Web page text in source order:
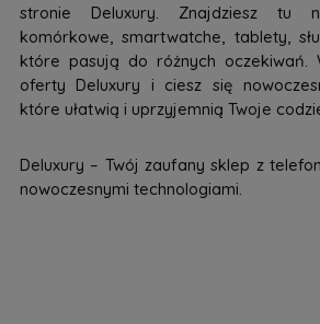
stronie Deluxury. Znajdziesz tu
komórkowe, smartwatche, tablety,
które pasują do różnych oczekiwań.
oferty Deluxury i ciesz się
które ułatwią i uprzyjemnią Twoje
Deluxury – Twój zaufany sklep z
nowoczesnymi technologiami.